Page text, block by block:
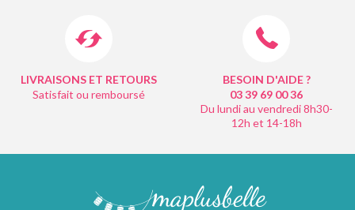
LIVRAISONS ET RETOURS
Satisfait ou remboursé
BESOIN D'AIDE ?
03 39 69 0036
Du lundi au vendredi 8h30-
12h et 14-18h